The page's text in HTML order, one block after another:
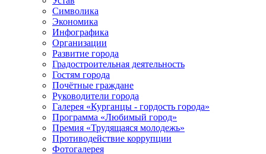
Символика
Экономика
Инфографика
Организации
Развитие города
Градостроительная деятельность
Гостям города
Почётные граждане
Руководители города
Галерея «Курганцы - гордость города»
Программа «Любимый город»
Премия «Трудящаяся молодежь»
Противодействие коррупции
Фотогалерея